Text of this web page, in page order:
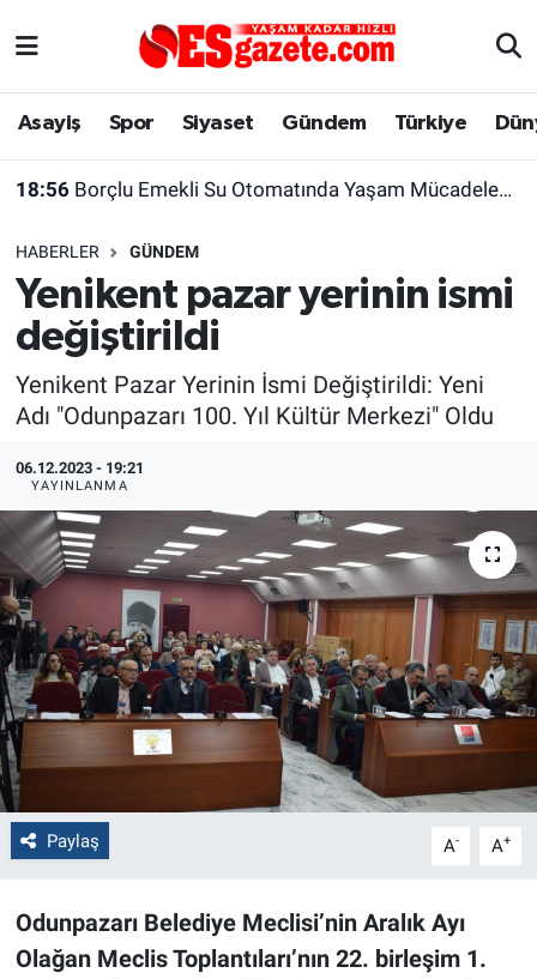
Asayiş Spor Siyaset Gündem Türkiye
18:56 Borçlu Emekli Su Otomatında Yaşam Mücadelesi Veriyor
HABERLER GÜNDEM
Yenikent pazar yerinin ismi
değiştirildi
Yenikent Pazar Yerinin İsmi Değiştirildi: Yeni
Adı "Odunpazarı 100. Yıl Kültür Merkezi" Oldu
06.12.2023 - 19:21
YAYINLANMA
Paylaş A- A+
Odunpazarı Belediye Meclisi’nin Aralık Ayı
Olağan Meclis Toplantıları’nın 22. birleşim 1.
Asayiş
Gündem
Türkiye
Dünya
Sağlık
Alış-Veriş/İş dünyası
Yaşam
Eskişehirspor Arşivi
Eskişehir Arşivi
Röportaj
Ekonomi
Kültür Sanat
Politika
Bilecik
Kütahya
Gezi
Genel
Yerel
Eskişehir Nöbetçi Eczaneler
Süper Lig Puan Durumu ve Fikstür
Tüm Manşetler
Son Dakika Haberleri
Haber Arşivi